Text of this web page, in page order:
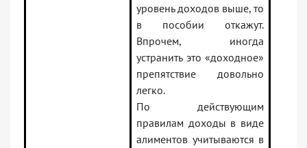
уровень доходов выше, то
в пособии откажут.
Впрочем, иногда
устранить это «доходное»
препятствие довольно
легко.
По действующим
правилам доходы в виде
алиментов учитываются в